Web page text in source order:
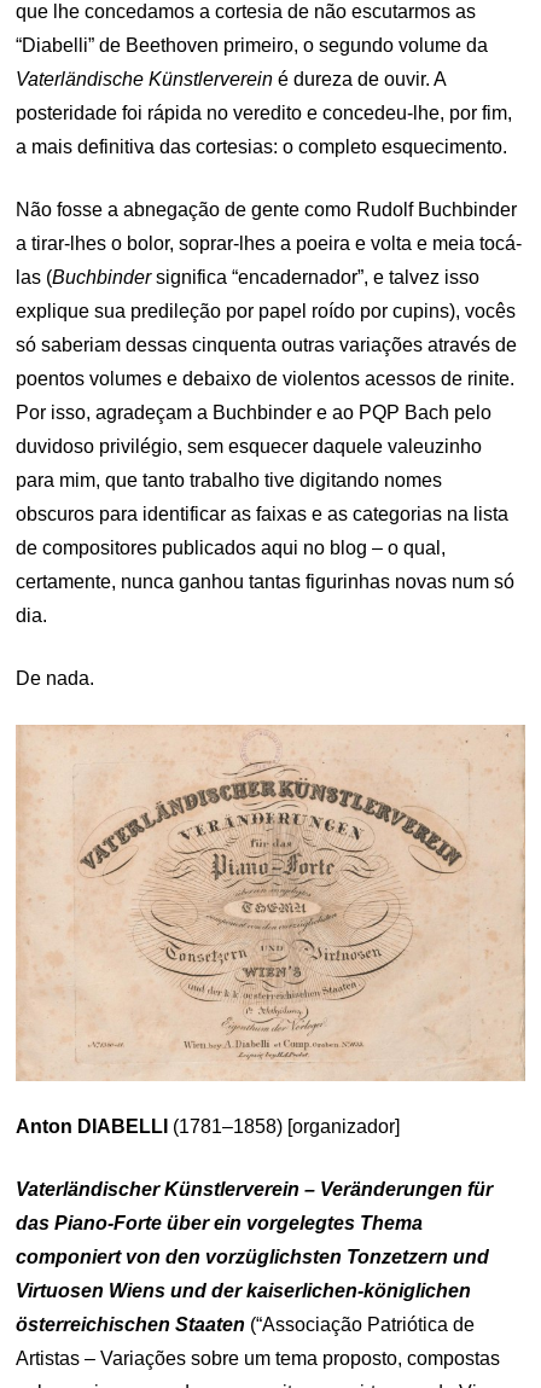
que lhe concedamos a cortesia de não escutarmos as
“Diabelli” de Beethoven primeiro, o segundo volume da
Vaterländische Künstlerverein é dureza de ouvir. A
posteridade foi rápida no veredito e concedeu-lhe, por fim,
a mais definitiva das cortesias: o completo esquecimento.
Não fosse a abnegação de gente como Rudolf Buchbinder
a tirar-lhes o bolor, soprar-lhes a poeira e volta e meia tocá-
las (Buchbindersignifica “encadernador”, e talvez isso
explique sua predileção por papel roído por cupins), vocês
só saberiam dessas cinquenta outras variações através de
poentos volumes e debaixo de violentos acessos de rinite.
Por isso, agradeçam a Buchbinder e ao PQP Bach pelo
duvidoso privilégio, sem esquecer daquele valeuzinho
para mim, que tanto trabalho tive digitando nomes
obscuros para identificar as faixas e as categorias na lista
de compositores publicados aqui no blog – o qual,
certamente, nunca ganhou tantas figurinhas novas num só
dia.
De nada.
Anton DIABELLI (1781–1858) [organizador]
Vaterländischer Künstlerverein – Veränderungen für
das Piano-Forte über ein vorgelegtes Thema
componiert von den vorzüglichsten Tonzetzern und
Virtuosen Wiens und der kaiserlichen-königlichen
österreichischen Staaten (“Associação Patriótica de
Artistas – Variações sobre um tema proposto, compostas